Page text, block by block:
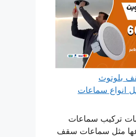
بلوتوث
أفضل انواع سماعات
تركيب سماعات
مثل سماعات سقف